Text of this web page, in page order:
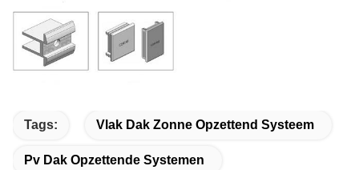
Tags: Vlak Dak Zonne Opzettend Systeem
Pv Dak Opzettende Systemen